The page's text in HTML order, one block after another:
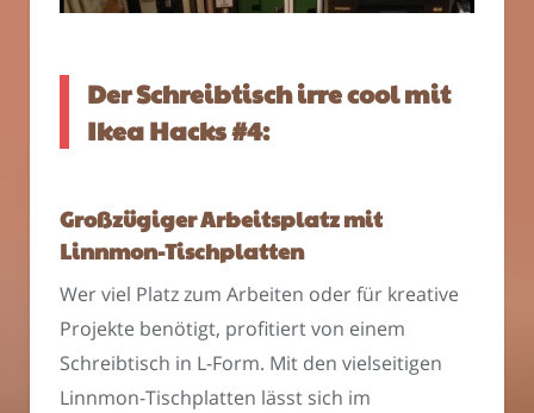
Der Schreibtisch irre cool mit
Ikea Hacks #4:
Großzügiger Arbeitsplatz mit
Linnmon-Tischplatten
Wer viel Platz zum Arbeiten oder für kreative
Projekte benötigt, profitiert von einem
Schreibtisch in L-Form. Mit den vielseitigen
Linnmon-Tischplatten lässt sich im